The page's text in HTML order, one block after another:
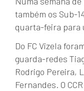
também os Sub-
quarta-feira para
Do FC Vizela
guarda-redes
Rodrigo Pereira,
Fernandes. O